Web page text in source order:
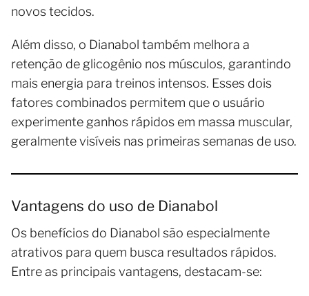
novos tecidos.
Além disso, o Dianabol também melhora a
retenção de glicogênio nos músculos, garantindo
mais energia para treinos intensos. Esses dois
fatores combinados permitem que o usuário
experimente ganhos rápidos em massa muscular,
geralmente visíveis nas primeiras semanas de uso.
Vantagens do uso de Dianabol
Os benefícios do Dianabol são especialmente
atrativos para quem busca resultados rápidos.
Entre as principais vantagens, destacam-se: